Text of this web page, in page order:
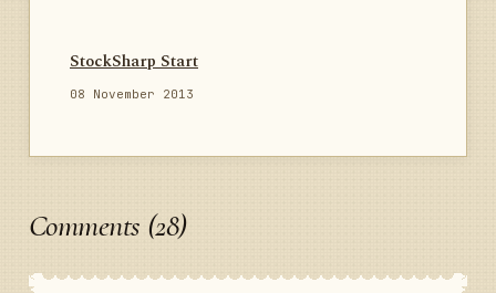
StockSharp Start
08 November 2013
Comments (28)